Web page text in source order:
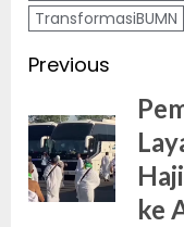
TransformasiBUMN
Post
Previous
ke